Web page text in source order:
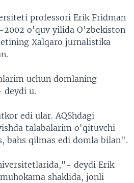
professori Erik Fridman
2002 o'quv yilida O'zbekiston
Xalqaro jurnalistika
uchun domlaning
deydi u.
edi ular. AQShdagi
talabalarim o'qituvchi
bahs qilmas edi domla bilan".
deydi Erik
shaklida, jonli